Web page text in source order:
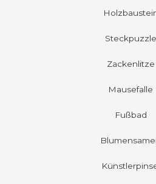
Steckpuzzle
Zackenlitze
Mausefalle
Fußbad